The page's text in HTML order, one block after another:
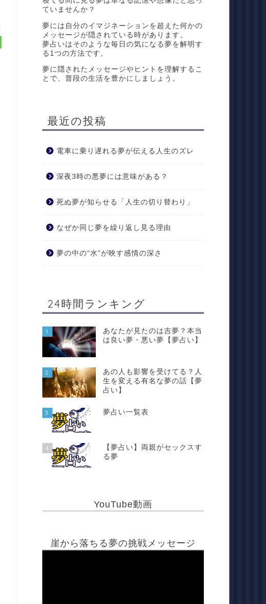
ていませんか？
夢には自分のイマジネーションを超えた何かの
メッセージが隠されている時があります。
夢占いはそのような毎日の気になる夢を解明す
る1つの方法です。
夢に隠されたメッセージやヒントを理解するこ
とで、普段の生活を豊かにしましょう。
最近の投稿
電車に乗り遅れる夢が伝える人生のズレ
深夜3時の悪夢には意味がある？
死ぬ夢が知らせる「人生の切り替わり」
なぜか同じ夢を繰り返し見る理由
夢の中の“水”が映す感情の深さ
24時間ランキング
1
あなたが見たのは吉夢？本当
は良い夢・悪い夢【夢占い】
2
あの人も影響を受けてる？人
生を変える有名な夢の話【夢
占い】
3 夢占い一覧表
4
【夢占い】両親がセックスす
る夢
YouTube動画
崖から落ちる夢の挑戦メッセージ